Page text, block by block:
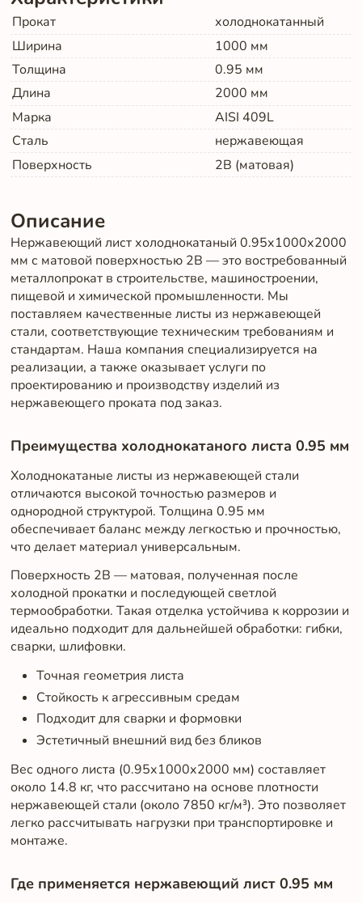
Прокат
холоднокатанный
Ширина
1000 мм
Толщина
0.95 мм
Длина
2000 мм
Марка
AISI 409L
Сталь
нержавеющая
Поверхность
2B (матовая)
Описание
Нержавеющий лист холоднокатаный 0.95х1000х2000
мм с матовой поверхностью 2B — это востребованный
металлопрокат в строительстве, машиностроении,
пищевой и химической промышленности. Мы
поставляем качественные листы из нержавеющей
стали, соответствующие техническим требованиям и
стандартам. Наша компания специализируется на
реализации, а также оказывает услуги по
проектированию и производству изделий из
нержавеющего проката под заказ.
Преимущества холоднокатаного листа 0.95 мм
Холоднокатаные листы из нержавеющей стали
отличаются высокой точностью размеров и
однородной структурой. Толщина 0.95 мм
обеспечивает баланс между легкостью и прочностью,
что делает материал универсальным.
Поверхность 2B — матовая, полученная после
холодной прокатки и последующей светлой
термообработки. Такая отделка устойчива к коррозии и
идеально подходит для дальнейшей обработки: гибки,
сварки, шлифовки.
Точная геометрия листа
Стойкость к агрессивным средам
Подходит для сварки и формовки
Эстетичный внешний вид без бликов
Вес одного листа (0.95х1000х2000 мм) составляет
около 14.8 кг, что рассчитано на основе плотности
нержавеющей стали (около 7850 кг/м³). Это позволяет
легко рассчитывать нагрузки при транспортировке и
монтаже.
Где применяется нержавеющий лист 0.95 мм